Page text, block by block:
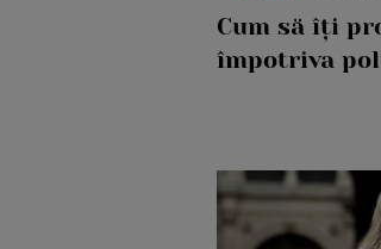
Cum să îți
împotriva